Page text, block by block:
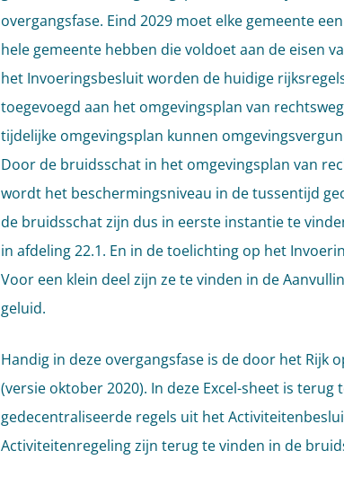
overgangsfase. Eind 2029 moet elke gemeente
hele gemeente hebben die voldoet aan de eisen
het Invoeringsbesluit worden de huidige
toegevoegd aan het omgevingsplan van
tijdelijke omgevingsplan kunnen
Door de bruidsschat in het omgevingsplan van
wordt het beschermingsniveau in de tussentijd
de bruidsschat zijn dus in eerste instantie te
in afdeling 22.1. En in de toelichting op het
Voor een klein deel zijn ze te vinden in de
geluid.
Handig in deze overgangsfase is de door het Rijk
(versie oktober 2020). In deze Excel-sheet is terug
gedecentraliseerde regels uit het
Activiteitenregeling zijn terug te vinden in de